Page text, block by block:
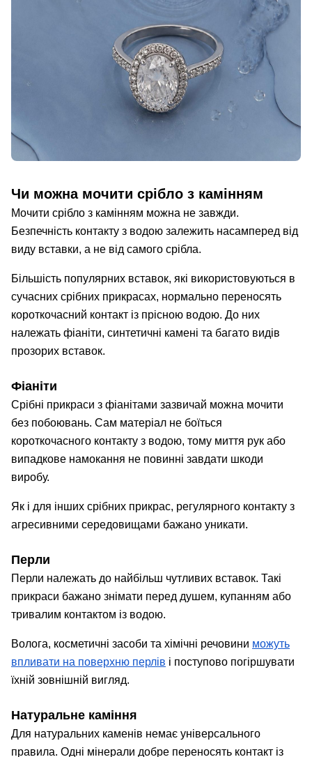
Чи можна мочити срібло з камінням
Мочити срібло з камінням можна не завжди.
Безпечність контакту з водою залежить насамперед від
виду вставки, а не від самого срібла.
Більшість популярних вставок, які використовуються в
сучасних срібних прикрасах, нормально переносять
короткочасний контакт із прісною водою. До них
належать фіаніти, синтетичні камені та багато видів
прозорих вставок.
Фіаніти
Срібні прикраси з фіанітами зазвичай можна мочити
без побоювань. Сам матеріал не боїться
короткочасного контакту з водою, тому миття рук або
випадкове намокання не повинні завдати шкоди
виробу.
Як і для інших срібних прикрас, регулярного контакту з
агресивними середовищами бажано уникати.
Перли
Перли належать до найбільш чутливих вставок. Такі
прикраси бажано знімати перед душем, купанням або
тривалим контактом із водою.
Волога, косметичні засоби та хімічні речовини можуть
впливати на поверхню перлів і поступово погіршувати
їхній зовнішній вигляд.
Натуральне каміння
Для натуральних каменів немає універсального
правила. Одні мінерали добре переносять контакт із